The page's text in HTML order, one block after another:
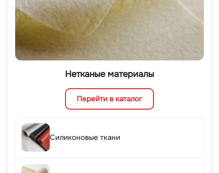
Нетканые материалы
Перейти в каталог
Силиконовые ткани